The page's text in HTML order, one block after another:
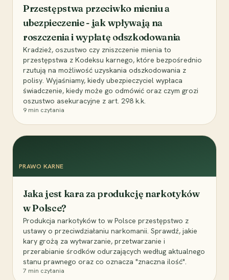
Przestępstwa przeciwko mieniu a
ubezpieczenie - jak wpływają na
roszczenia i wypłatę odszkodowania
Kradzież, oszustwo czy zniszczenie mienia to
przestępstwa z Kodeksu karnego, które bezpośrednio
rzutują na możliwość uzyskania odszkodowania z
polisy. Wyjaśniamy, kiedy ubezpieczyciel wypłaca
świadczenie, kiedy może go odmówić oraz czym grozi
oszustwo asekuracyjne z art. 298 k.k.
9 min czytania
PRAWO KARNE
Jaka jest kara za produkcję narkotyków
w Polsce?
Produkcja narkotyków to w Polsce przestępstwo z
ustawy o przeciwdziałaniu narkomanii. Sprawdź, jakie
kary grożą za wytwarzanie, przetwarzanie i
przerabianie środków odurzających według aktualnego
stanu prawnego oraz co oznacza "znaczna ilość".
7 min czytania